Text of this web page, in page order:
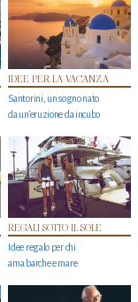
IDEE PER LA VACANZA
Santorini, un sogno nato
da un’eruzione da incubo
REGALI SOTTO IL SOLE
Idee regalo per chi
ama barche e mare